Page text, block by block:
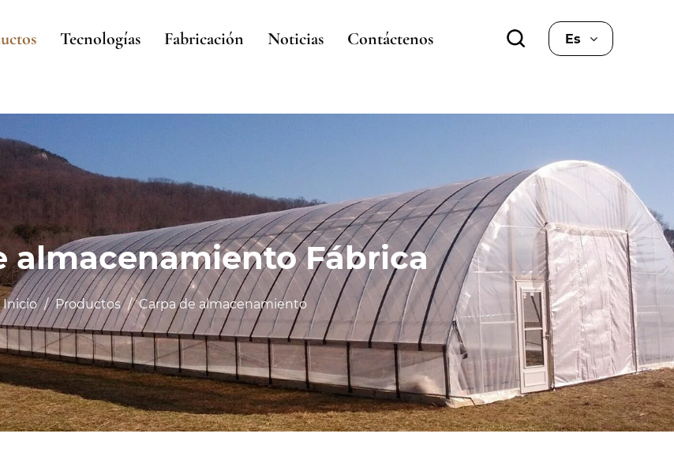
Tecnologías Fabricación Noticias Contáctenos Es
almacenamiento Fábrica
Inicio / Productos / Carpa de almacenamiento